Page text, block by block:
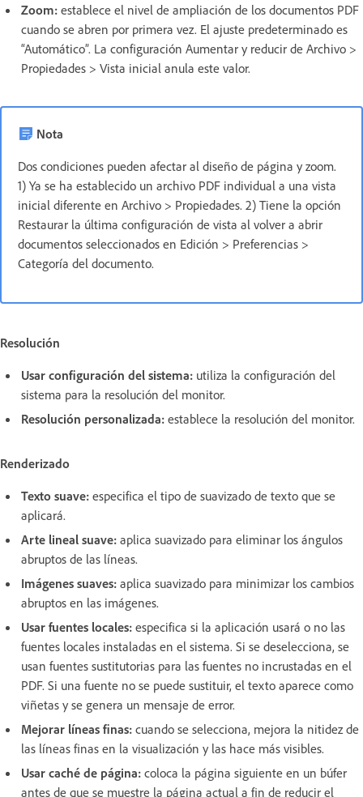
Zoom: establece el nivel de ampliación de los documentos PDF
cuando se abren por primera vez. El ajuste predeterminado es
“Automático”. La configuración Aumentar y reducir de Archivo >
Propiedades > Vista inicial anula este valor.
Nota
Dos condiciones pueden afectar al diseño de página y zoom.
1) Ya se ha establecido un archivo PDF individual a una vista
inicial diferente en Archivo > Propiedades. 2) Tiene la opción
Restaurar la última configuración de vista al volver a abrir
documentos seleccionados en Edición > Preferencias >
Categoría del documento.
Resolución
Usar configuración del sistema: utiliza la configuración del
sistema para la resolución del monitor.
Resolución personalizada: establece la resolución del monitor.
Renderizado
Texto suave: especifica el tipo de suavizado de texto que se
aplicará.
Arte lineal suave: aplica suavizado para eliminar los ángulos
abruptos de las líneas.
Imágenes suaves: aplica suavizado para minimizar los cambios
abruptos en las imágenes.
Usar fuentes locales: especifica si la aplicación usará o no las
fuentes locales instaladas en el sistema. Si se deselecciona, se
usan fuentes sustitutorias para las fuentes no incrustadas en el
PDF. Si una fuente no se puede sustituir, el texto aparece como
viñetas y se genera un mensaje de error.
Mejorar líneas finas: cuando se selecciona, mejora la nitidez de
las líneas finas en la visualización y las hace más visibles.
Usar caché de página: coloca la página siguiente en un búfer
antes de que se muestre la página actual a fin de reducir el